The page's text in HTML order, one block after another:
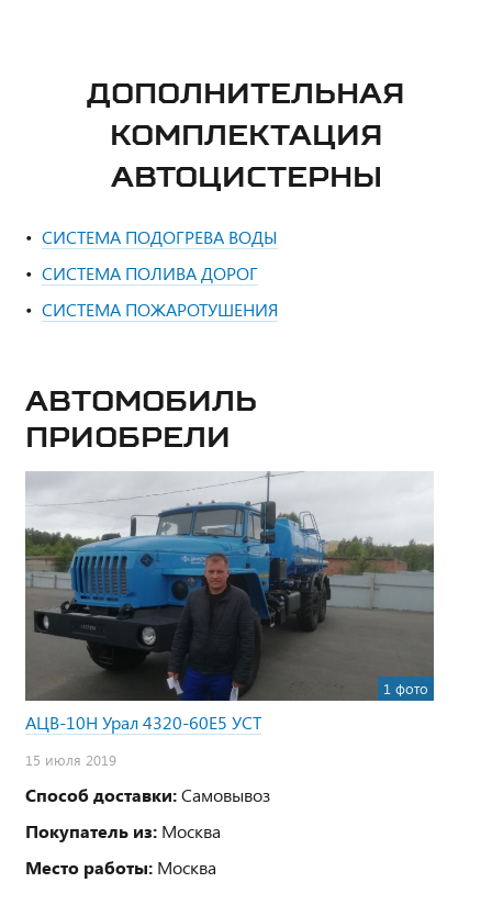
ДОПОЛНИТЕЛЬНАЯ
КОМПЛЕКТАЦИЯ
АВТОЦИСТЕРНЫ
СИСТЕМА ПОДОГРЕВА ВОДЫ
СИСТЕМА ПОЛИВА ДОРОГ
СИСТЕМА ПОЖАРОТУШЕНИЯ
Автомобиль
приобрели
1 фото
АЦВ-10Н Урал 4320-60Е5 УСТ
15 июля 2019
Способ доставки:Самовывоз
Покупатель из: Москва
Место работы: Москва